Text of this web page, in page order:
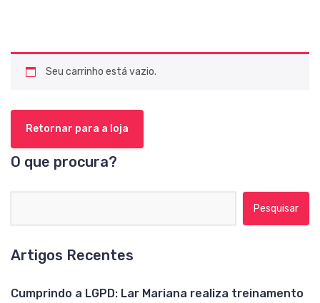
Seu carrinho está vazio.
Retornar para a loja
O que procura?
Artigos Recentes
Cumprindo a LGPD: Lar Mariana realiza treinamento